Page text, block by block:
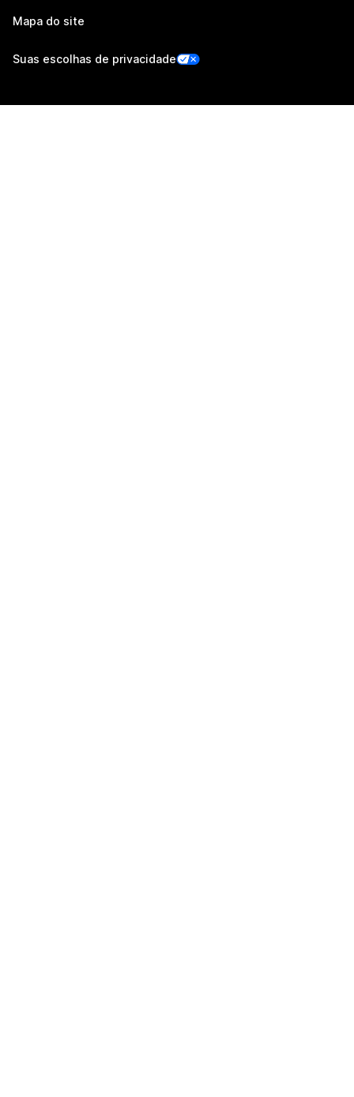
Mapa do site
Suas escolhas de privacidade